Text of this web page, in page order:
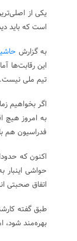
یکی از
است که باید
به گزارش
این رقابت‌ها
تیم ملی نیست.
اگر بخواهیم
به امروز
فدراسیون هم
اکنون که
حواشی اینبار
اتفاق صحبتی
طبق گفته
بهره‌مند شود،